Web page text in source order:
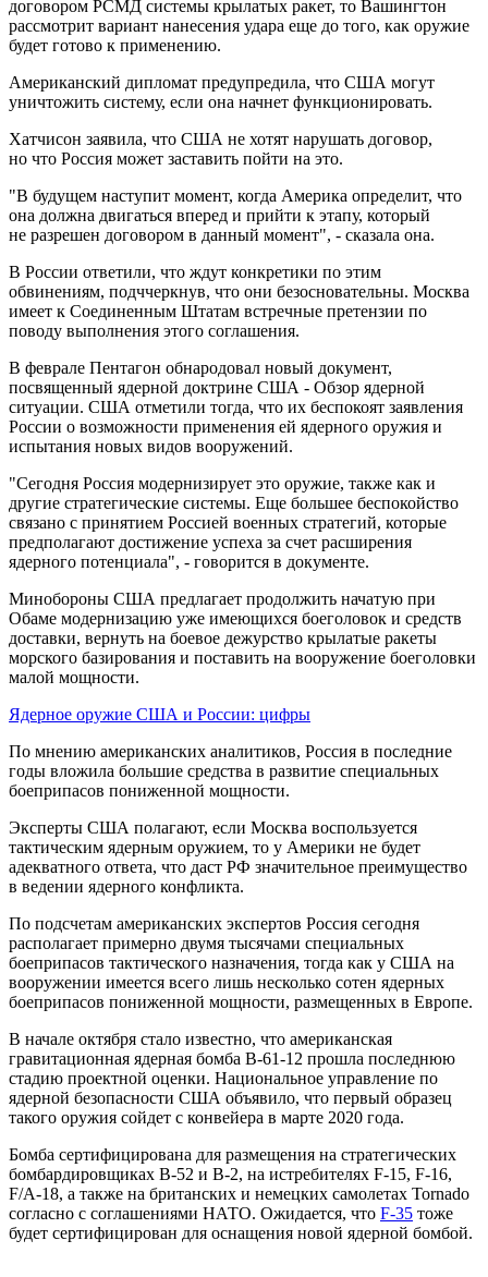
договором РСМД системы крылатых ракет, то Вашингтон
рассмотрит вариант нанесения удара еще до того, как оружие
будет готово к применению.
Американский дипломат предупредила, что США могут
уничтожить систему, если она начнет функционировать.
Хатчисон заявила, что США не хотят нарушать договор,
но что Россия может заставить пойти на это.
"В будущем наступит момент, когда Америка определит, что
она должна двигаться вперед и прийти к этапу, который
не разрешен договором в данный момент", - сказала она.
В России ответили, что ждут конкретики по этим
обвинениям, подччеркнув, что они безосновательны. Москва
имеет к Соединенным Штатам встречные претензии по
поводу выполнения этого соглашения.
В феврале Пентагон обнародовал новый документ,
посвященный ядерной доктрине США - Обзор ядерной
ситуации. США отметили тогда, что их беспокоят заявления
России о возможности применения ей ядерного оружия и
испытания новых видов вооружений.
"Сегодня Россия модернизирует это оружие, также как и
другие стратегические системы. Еще большее беспокойство
связано с принятием Россией военных стратегий, которые
предполагают достижение успеха за счет расширения
ядерного потенциала", - говорится в документе.
Минобороны США предлагает продолжить начатую при
Обаме модернизацию уже имеющихся боеголовок и средств
доставки, вернуть на боевое дежурство крылатые ракеты
морского базирования и поставить на вооружение боеголовки
малой мощности.
Ядерное оружие США и России: цифры
По мнению американских аналитиков, Россия в последние
годы вложила большие средства в развитие специальных
боеприпасов пониженной мощности.
Эксперты США полагают, если Москва воспользуется
тактическим ядерным оружием, то у Америки не будет
адекватного ответа, что даст РФ значительное преимущество
в ведении ядерного конфликта.
По подсчетам американских экспертов Россия сегодня
располагает примерно двумя тысячами специальных
боеприпасов тактического назначения, тогда как у США на
вооружении имеется всего лишь несколько сотен ядерных
боеприпасов пониженной мощности, размещенных в Европе.
В начале октября стало известно, что американская
гравитационная ядерная бомба B-61-12 прошла последнюю
стадию проектной оценки. Национальное управление по
ядерной безопасности США объявило, что первый образец
такого оружия сойдет с конвейера в марте 2020 года.
Бомба сертифицирована для размещения на стратегических
бомбардировщиках B-52 и B-2, на истребителях F-15, F-16,
F/A-18, а также на британских и немецких самолетах Tornado
согласно с соглашениями НАТО. Ожидается, что F-35 тоже
будет сертифицирован для оснащения новой ядерной бомбой.